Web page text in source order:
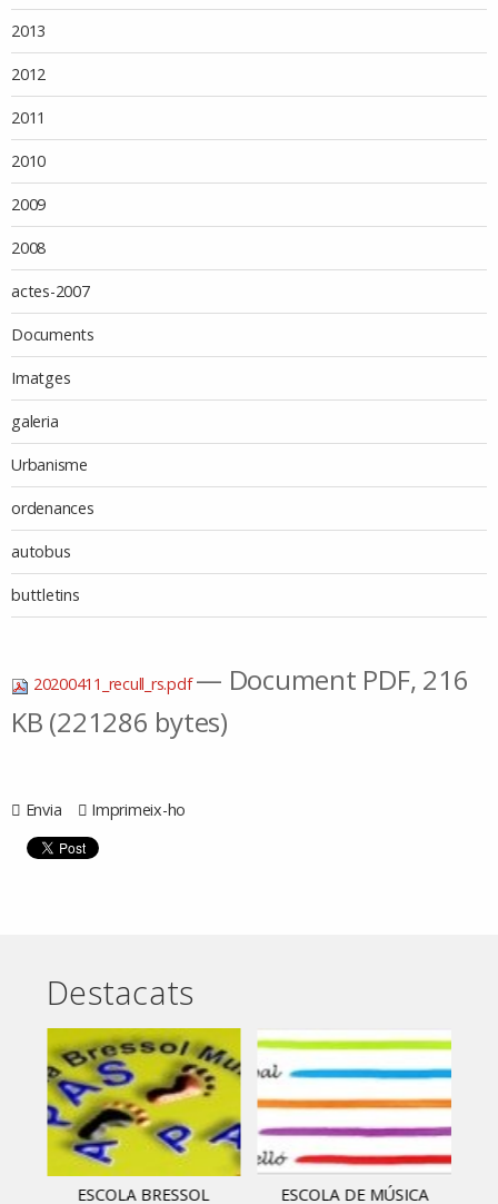
2013
2012
2011
2010
2009
2008
actes-2007
Documents
Imatges
galeria
Urbanisme
ordenances
autobus
buttletins
20200411_recull_rs.pdf— Document PDF, 216
KB (221286 bytes)
Envia Imprimeix-ho
Destacats
ESCOLA BRESSOL ESCOLA DE MÚSICA